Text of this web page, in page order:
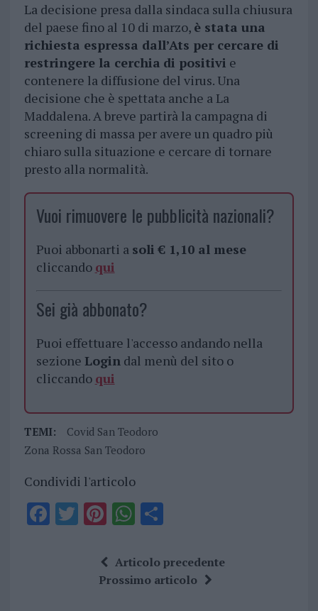
La decisione presa dalla sindaca sulla chiusura
del paese fino al 10 di marzo, è stata una
richiesta espressa dall’Ats per cercare di
restringere la cerchia di positivi e
contenere la diffusione del virus. Una
decisione che è spettata anche a La
Maddalena. A breve partirà la campagna di
screening di massa per avere un quadro più
chiaro sulla situazione e cercare di tornare
presto alla normalità.
Vuoi rimuovere le pubblicità nazionali?
Puoi abbonarti a soli € 1,10 al mese
cliccando qui
Sei già abbonato?
Puoi effettuare l'accesso andando nella
sezione Logindal menù del sito o
cliccando qui
TEMI:
Covid San Teodoro
Zona Rossa San Teodoro
Condividi l'articolo
F T Pi
te
re
W
at
s
S
a
re
Articolo precedente
Prossimo articolo